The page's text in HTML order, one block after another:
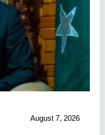
August 7, 2026